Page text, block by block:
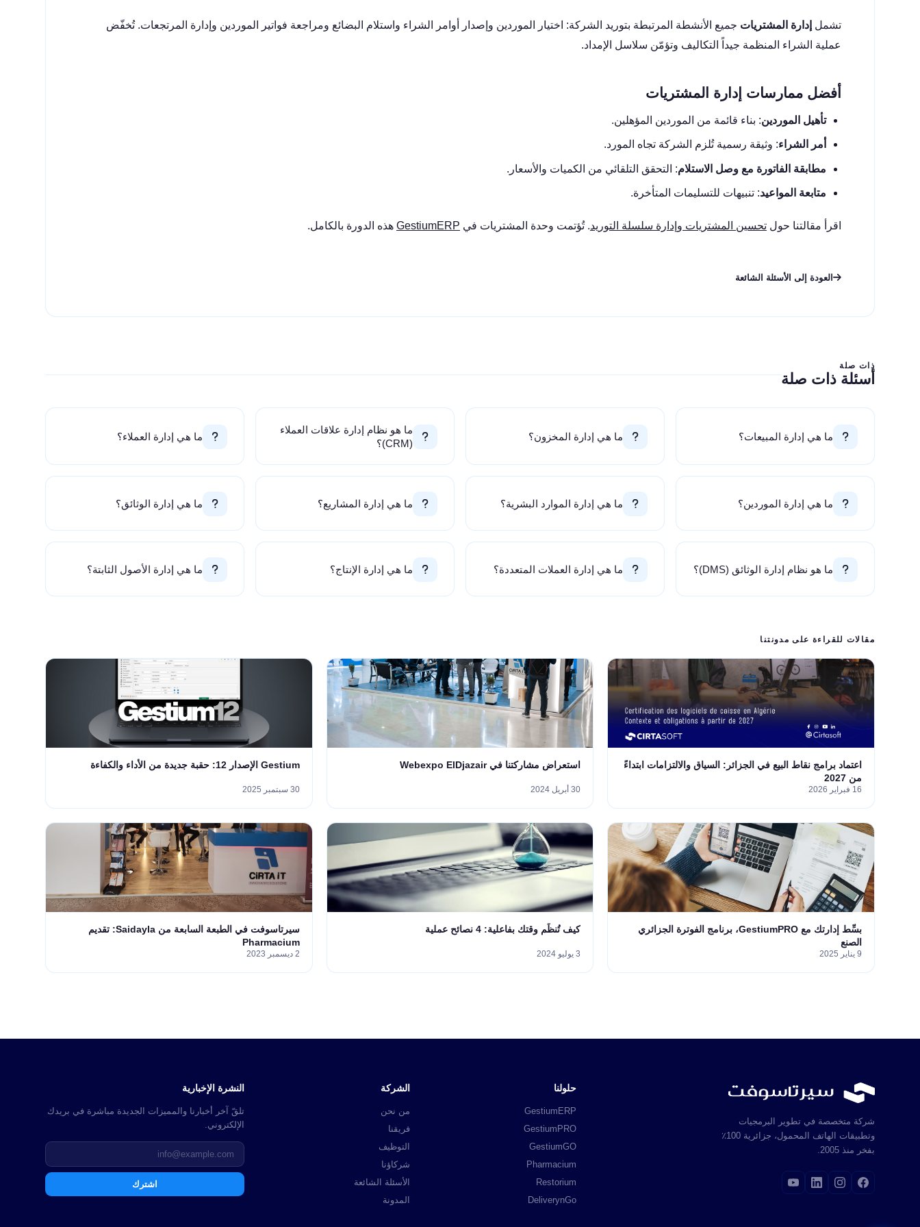
تشمل إدارة المشتريات جميع الأنشطة المرتبطة بتوريد الشركة: اختيار الموردين وإصدار أوامر الشراء واستلام البضائع ومراجعة فواتير الموردين وإدارة المرتجعات. تُخفّض
عملية الشراء المنظمة جيداً التكاليف وتؤمّن سلاسل الإمداد.
أفضل ممارسات إدارة المشتريات
تأهيل الموردين: بناء قائمة من الموردين المؤهلين.
أمر الشراء: وثيقة رسمية تُلزم الشركة تجاه المورد.
مطابقة الفاتورة مع وصل الاستلام: التحقق التلقائي من الكميات والأسعار.
متابعة المواعيد: تنبيهات للتسليمات المتأخرة.
اقرأ مقالتنا حول تحسين المشتريات وإدارة سلسلة التوريد. تُؤتمت وحدة المشتريات في GestiumERP هذه الدورة بالكامل.
العودة إلى الأسئلة الشائعة
ذات صلة
أسئلة ذات صلة
ما هي إدارة المبيعات؟ ما هي إدارة المخزون؟
ما هو نظام إدارة علاقات العملاء
(CRM)؟
ما هي إدارة العملاء؟
ما هي إدارة الموردين؟ ما هي إدارة الموارد البشرية؟ ما هي إدارة المشاريع؟ ما هي إدارة الوثائق؟
ما هو نظام إدارة الوثائق (DMS)؟ ما هي إدارة العملات المتعددة؟ ما هي إدارة الإنتاج؟ ما هي إدارة الأصول الثابتة؟
مقالات للقراءة على مدونتنا
اعتماد برامج نقاط البيع في الجزائر: السياق والالتزامات ابتداءً
من 2027
16 فبراير 2026
استعراض مشاركتنا في Webexpo ElDjazair
30 أبريل 2024
Gestium الإصدار 12: حقبة جديدة من الأداء والكفاءة
30 سبتمبر 2025
بسِّط إدارتك مع GestiumPRO، برنامج الفوترة الجزائري
الصنع
9 يناير 2025
كيف تُنظِّم وقتك بفاعلية: 4 نصائح عملية
3 يوليو 2024
سيرتاسوفت في الطبعة السابعة من Saidayla: تقديم
Pharmacium
2 ديسمبر 2023
شركة متخصصة في تطوير البرمجيات
وتطبيقات الهاتف المحمول، جزائرية 100٪
بفخر منذ 2005.
حلولنا
GestiumERP
GestiumPRO
GestiumGO
Pharmacium
Restorium
DeliverynGo
الشركة
من نحن
فريقنا
التوظيف
شركاؤنا
الأسئلة الشائعة
المدونة
النشرة الإخبارية
تلقّ آخر أخبارنا والمميزات الجديدة مباشرة في بريدك
الإلكتروني.
اشترك